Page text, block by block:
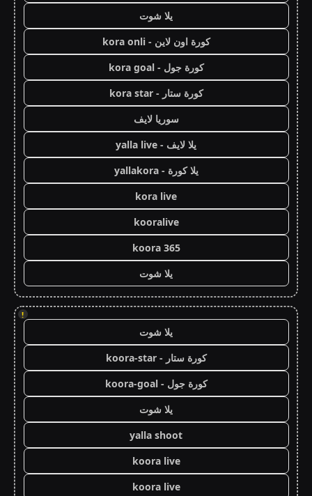
يلا شوت
كورة اون لاين - kora onli
كورة جول - kora goal
كورة ستار - kora star
سوريا لايف
يلا لايف - yalla live
يلا كورة - yallakora
kora live
kooralive
koora 365
يلا شوت
!
يلا شوت
كورة ستار - koora-star
كورة جول - koora-goal
يلا شوت
yalla shoot
koora live
koora live